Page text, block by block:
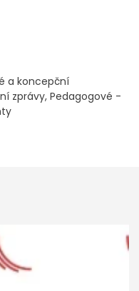
a koncepční
zprávy Pedagogové -